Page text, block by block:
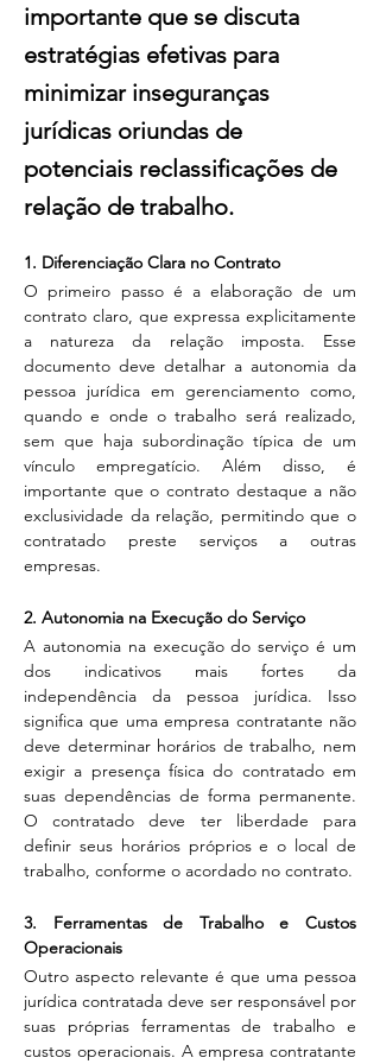
importante que se discuta
estratégias efetivas para
minimizar inseguranças
jurídicas oriundas de
potenciais reclassificações de
relação de trabalho.
1. Diferenciação Clara no Contrato
O primeiro passo é a elaboração de um
contrato claro, que expressa explicitamente
a natureza da relação imposta. Esse
documento deve detalhar a autonomia da
pessoa jurídica em gerenciamento como,
quando e onde o trabalho será realizado,
sem que haja subordinação típica de um
vínculo empregatício. Além disso, é
importante que o contrato destaque a não
exclusividade da relação, permitindo que o
contratado preste serviços a outras
empresas.
2. Autonomia na Execução do Serviço
A autonomia na execução do serviço é um
dos indicativos mais fortes da
independência da pessoa jurídica. Isso
significa que uma empresa contratante não
deve determinar horários de trabalho, nem
exigir a presença física do contratado em
suas dependências de forma permanente.
O contratado deve ter liberdade para
definir seus horários próprios e o local de
trabalho, conforme o acordado no contrato.
3. Ferramentas de Trabalho e Custos
Operacionais
Outro aspecto relevante é que uma pessoa
jurídica contratada deve ser responsável por
suas próprias ferramentas de trabalho e
custos operacionais. A empresa contratante